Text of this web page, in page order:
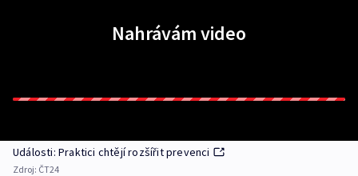
Nahrávám video
Události: Praktici chtějí rozšířit prevenci
Zdroj: ČT24